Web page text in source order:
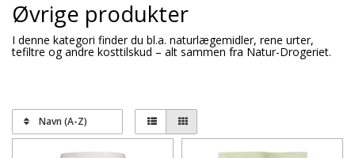
Øvrige produkter
I denne kategori finder du bl.a. naturlægemidler, rene urter,
tefiltre og andre kosttilskud – alt sammen fra Natur-Drogeriet.
Navn (A-Z)